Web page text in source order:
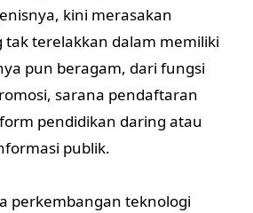
kini merasakan
terelakkan dalam memiliki
pun beragam, dari fungsi
sarana pendaftaran
pendidikan daring atau
publik.
perkembangan teknologi